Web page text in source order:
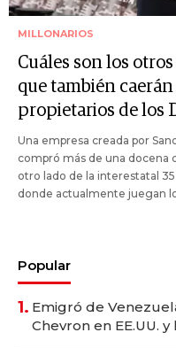
MILLONARIOS
Cuáles son los
que también
propietarios de los
Una empresa creada por
compró más de una docena
otro lado de la interestatal
donde actualmente juegan
Popular
1. Emigró de
Chevron en EE.UU.